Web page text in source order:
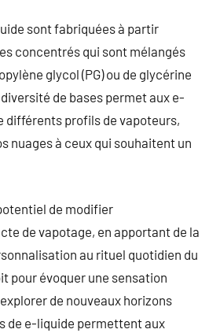
sont fabriquées à partir
concentrés qui sont mélangés
glycol (PG) ou de glycérine
de bases permet aux e-
différents profils de vapoteurs,
nuages à ceux qui souhaitent un
de modifier
de vapotage, en apportant de la
au rituel quotidien du
pour évoquer une sensation
de nouveaux horizons
de e-liquide permettent aux